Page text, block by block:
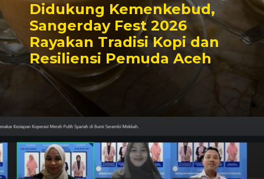
Didukung Kemenkebud,
Sangerday Fest 2026
Rayakan Tradisi Kopi dan
Resiliensi Pemuda Aceh